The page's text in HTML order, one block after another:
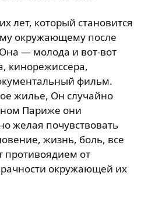
лет, который становится
окружающему после
— молода и вот-вот
кинорежиссера,
фильм.
жилье, Он случайно
Париже они
желая почувствовать
жизнь, боль, все
противоядием от
окружающей их